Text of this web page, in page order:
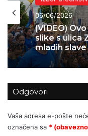
Izbor
06/06/2026
(VIDEO)
slike s ulica
mladih
Domovina
04/06/2026
Skok 2 –
Bihać – 1995.
Odgovori
Vaša adresa e-pošte
označena sa *